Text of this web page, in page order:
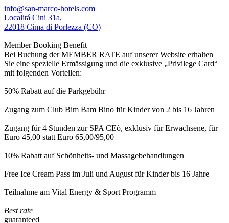
info@san-marco-hotels.com
Localitá Cini 31a,
22018 Cima di Porlezza (CO)
Member Booking Benefit
Bei Buchung der MEMBER RATE auf unserer Website erhalten
Sie eine spezielle Ermässigung und die exklusive „Privilege Card“
mit folgenden Vorteilen:
50% Rabatt auf die Parkgebühr
Zugang zum Club Bim Bam Bino für Kinder von 2 bis 16 Jahren
Zugang für 4 Stunden zur SPA CEò, exklusiv für Erwachsene, für
Euro 45,00 statt Euro 65,00/95,00
10% Rabatt auf Schönheits- und Massagebehandlungen
Free Ice Cream Pass im Juli und August für Kinder bis 16 Jahre
Teilnahme am Vital Energy & Sport Programm
Best rate
guaranteed